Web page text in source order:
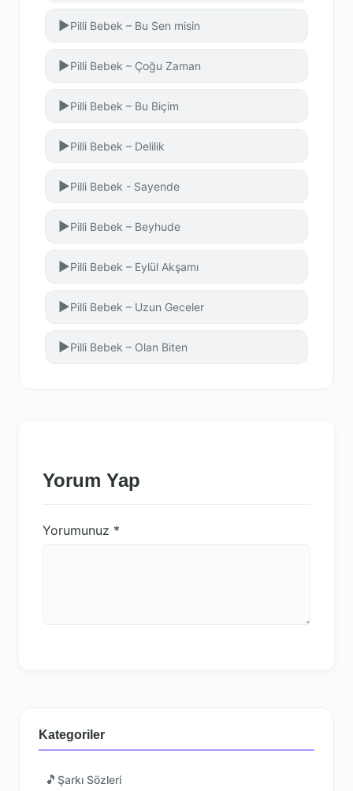
▶Pilli Bebek – Bu Sen misin
▶Pilli Bebek – Çoğu Zaman
▶Pilli Bebek – Bu Biçim
▶Pilli Bebek – Delilik
▶Pilli Bebek - Sayende
▶Pilli Bebek – Beyhude
▶Pilli Bebek – Eylül Akşamı
▶Pilli Bebek – Uzun Geceler
▶Pilli Bebek – Olan Biten
Yorum Yap
Yorumunuz *
Kategoriler
🎵 Şarkı Sözleri